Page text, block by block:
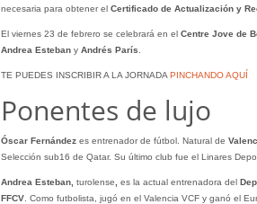
necesaria para obtener el Certificado de Actualización y
El viernes 23 de febrero se celebrará en el Centre Jove de
Andrea Estebany Andrés París
TE PUEDES INSCRIBIR A LA JORNADAPINCHANDO AQUÍ
Ponentes de lujo
Óscar Fernándezes entrenador de fútbol. Natural de
Selección sub16 de Qatar. Su último club fue el Linares
Andrea Esteban, turolense es la actual entrenadora del
FFCV. Como futbolista, jugó en el Valencia VCF y ganó el